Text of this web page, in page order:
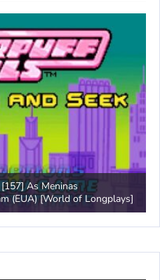
As Meninas
(EUA) [World of Longplays]